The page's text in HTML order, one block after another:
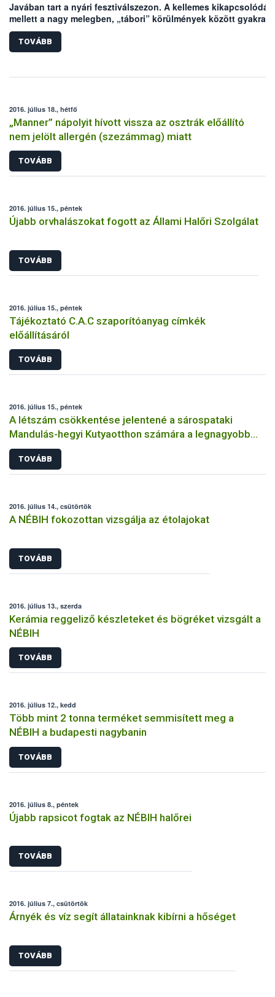
Javában tart a nyári fesztiválszezon. A kellemes kikapcsolódás
mellett a nagy melegben, „tábori” körülmények között
előfordulhatnak élelmiszer eredetű megbetegedések, amik
elronthatják a fesztiválhangulatot. A Nemzeti Élelmiszerlánc-
biztonsági Hivatal (NÉBIH) néhány tanáccsal segíteni szeretne,
TOVÁBB
2016. július 18., hétfő
„Manner” nápolyit hívott vissza az osztrák előállító
nem jelölt allergén (szezámmag) miatt
TOVÁBB
2016. július 15., péntek
Újabb orvhalászokat fogott az Állami Halőri Szolgálat
TOVÁBB
2016. július 15., péntek
Tájékoztató C.A.C szaporítóanyag címkék
előállításáról
TOVÁBB
2016. július 15., péntek
A létszám csökkentése jelentené a sárospataki
Mandulás-hegyi Kutyaotthon számára a legnagyobb
segítséget
TOVÁBB
2016. július 14., csütörtök
A NÉBIH fokozottan vizsgálja az étolajokat
TOVÁBB
2016. július 13., szerda
Kerámia reggeliző készleteket és bögréket vizsgált a
NÉBIH
TOVÁBB
2016. július 12., kedd
Több mint 2 tonna terméket semmisített meg a
NÉBIH a budapesti nagybanin
TOVÁBB
2016. július 8., péntek
Újabb rapsicot fogtak az NÉBIH halőrei
TOVÁBB
2016. július 7., csütörtök
Árnyék és víz segít állatainknak kibírni a hőséget
TOVÁBB